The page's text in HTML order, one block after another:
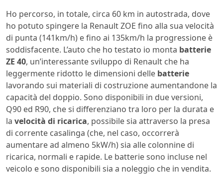
Ho percorso, in totale, circa 60 km in autostrada, dove
ho potuto spingere la Renault ZOE fino alla sua velocità
di punta (141km/h) e fino ai 135km/h la progressione è
soddisfacente. L’auto che ho testato io monta batterie
ZE 40, un’interessante sviluppo di Renault che ha
leggermente ridotto le dimensioni delle batterie
lavorando sui materiali di costruzione aumentandone la
capacità del doppio. Sono disponibili in due versioni,
Q90 ed R90, che si differenziano tra loro per la durata e
la velocità di ricarica, possibile sia attraverso la presa
di corrente casalinga (che, nel caso, occorrerà
aumentare ad almeno 5kW/h) sia alle colonnine di
ricarica, normali e rapide. Le batterie sono incluse nel
veicolo e sono disponibili sia a noleggio che in vendita.